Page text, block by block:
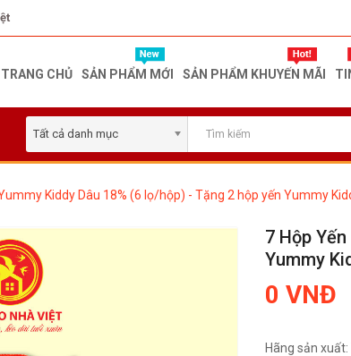
TRANG CHỦ SẢN PHẨM MỚI SẢN PHẨM KHUYẾN MÃI
Tất cả danh mục
Kiddy Dâu 18% (6 lọ/hộp) - Tặng 2 hộp yến Yummy
7 Hộp
Yummy
0 VNĐ
Hãng sản xuất: